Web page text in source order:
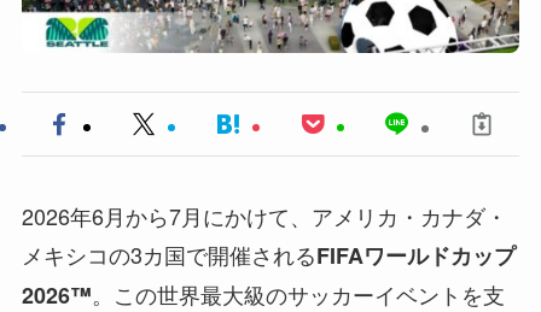
2026年6月から7月にかけて、アメリカ・カナダ・
メキシコの3カ国で開催されるFIFAワールドカップ
2026™。この世界最大級のサッカーイベントを支